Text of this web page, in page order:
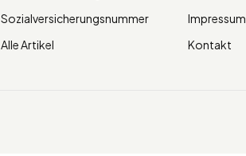
Sozialversicherungsnummer
Alle Artikel
Impressum
Kontakt